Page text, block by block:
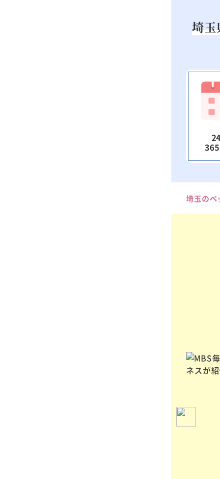
埼
埼玉のペ